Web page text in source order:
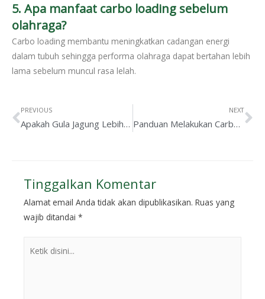
5. Apa manfaat carbo loading sebelum
olahraga?
Carbo loading membantu meningkatkan cadangan energi
dalam tubuh sehingga performa olahraga dapat bertahan lebih
lama sebelum muncul rasa lelah.
PREVIOUS
Apakah Gula Jagung Lebih Sehat? Cek Faktanya disini!
NEXT
Panduan Melakukan Carbo Loading Sebelum Olahraga untuk Hasil Maksimal
Tinggalkan Komentar
Alamat email Anda tidak akan dipublikasikan. Ruas yang
wajib ditandai *